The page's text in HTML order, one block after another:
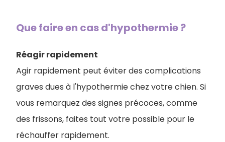
Que faire en cas d'hypothermie ?
Réagir rapidement
Agir rapidement peut éviter des complications
graves dues à l'hypothermie chez votre chien. Si
vous remarquez des signes précoces, comme
des frissons, faites tout votre possible pour le
réchauffer rapidement.